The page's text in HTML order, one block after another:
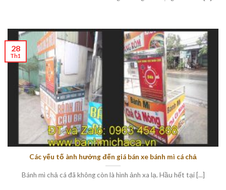
Các yếu tố ành hưởng đến giá bán xe bánh mì cá chả
Bánh mì chả cá đã không còn là hình ảnh xa lạ. Hầu hết tại [...]
28
Th1